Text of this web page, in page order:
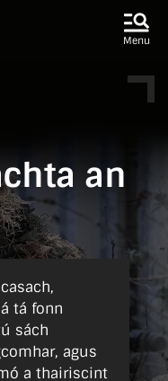
Menu
an
tá fonn
sách
agus
a thairiscint